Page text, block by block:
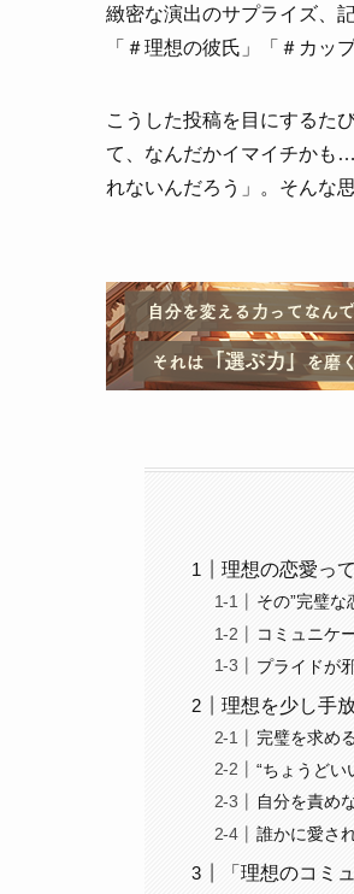
緻密な演出のサプライズ、
「＃理想の彼氏」「＃カッ
こうした投稿を目にするた
て、なんだかイマイチかも
れないんだろう」。そんな
理想の恋愛っ
その”完璧な
コミュニケ
プライドが
理想を少し手
完璧を求め
“ちょうどい
自分を責め
誰かに愛さ
「理想のコミ